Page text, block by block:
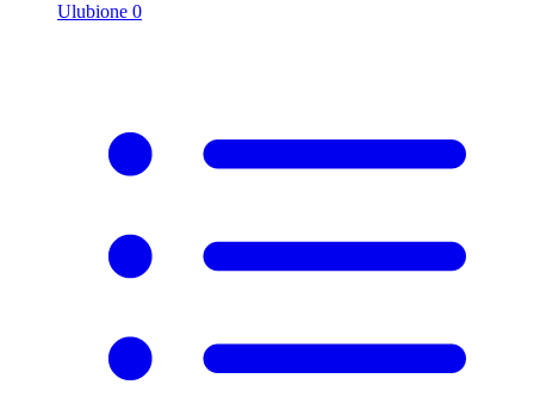
Ulubione 0